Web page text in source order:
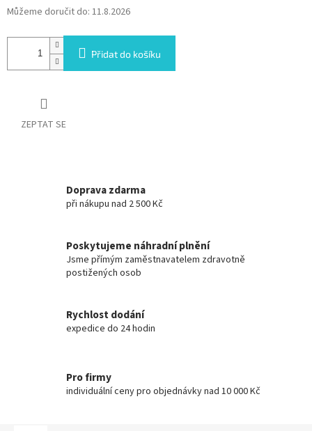
Můžeme doručit do: 11.8.2026
Přidat do košíku
ZEPTAT SE
Doprava zdarma
při nákupu nad 2 500 Kč
Poskytujeme náhradní plnění
Jsme přímým zaměstnavatelem zdravotně
postižených osob
Rychlost dodání
expedice do 24 hodin
Pro firmy
individuální ceny pro objednávky nad 10 000 Kč